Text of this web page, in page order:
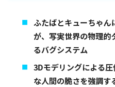
ふたばとキューちゃん
が、写実世界の物理的
るバグシステム
3Dモデリングによる
な人間の脆さを強調す